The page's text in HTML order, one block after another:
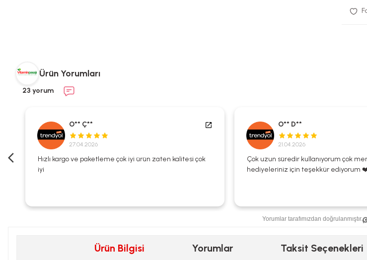
Ürün Yorumları
23 yorum
O** Ç**
27.04.2026
Hızlı kargo ve paketleme çok iyi ürün zaten kalitesi çok
iyi
O** D**
21.04.2026
Çok uzun süredir kullanıyorum çok
hediyeleriniz için teşekkür ediyorum
Yorumlar tarafımızdan doğrulanmıştır.
Ürün Bilgisi Yorumlar Taksit Seçenekleri